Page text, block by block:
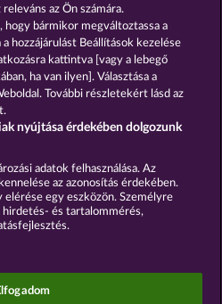
feltételek
Impresszum
azok egyáltalán nem
játékos a jövőben valódi
az Ön számára.
hogy bármikor megváltoztassa a
hozzájárulást Beállítások kezelése
kattintva [vagy a lebegő
ha van ilyen]. Választása a
További részletekért lásd az
nyújtása érdekében dolgozunk
adatok felhasználása. Az
az azonosítás érdekében.
elérése egy eszközön. Személyre
és tartalommérés,